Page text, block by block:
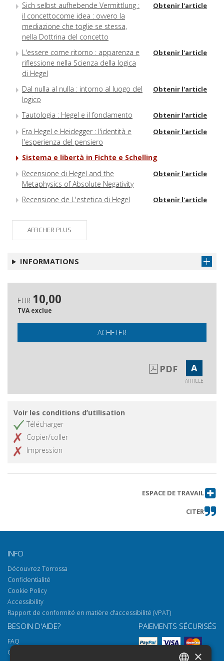
Sich selbst aufhebende Vermittlung :
il concettocome idea : ovvero la
mediazione che toglie se stessa,
nella Dottrina del concetto
Obtenir l'article
L'essere come ritorno : apparenza e
riflessione nella Scienza della logica
di Hegel
Obtenir l'article
Dal nulla al nulla : intorno al luogo del
logico
Obtenir l'article
Tautologia : Hegel e il fondamento Obtenir l'article
Fra Hegel e Heidegger : l'identità e
l'esperienza del pensiero
Obtenir l'article
Sistema e libertà in Fichte e Schelling
Recensione di Hegel and the
Metaphysics of Absolute Negativity
Obtenir l'article
Recensione de L'estetica di Hegel Obtenir l'article
AFFICHER PLUS
INFORMATIONS
EUR 10,00
TVA exclue
ACHETER
PDF A
ARTICLE
Voir les conditions d’utilisation
Télécharger
Copier/coller
Impression
ESPACE DE TRAVAIL
CITER
INFO
Découvrez Torrossa
Confidentialité
Cookie Policy
Accessibility
Rapport de conformité en matière d'accessibilité (VPAT)
BESOIN D'AIDE?
FAQ
Comment ouvrir nos documents
PAIEMENTS SÉCURISÉS
×